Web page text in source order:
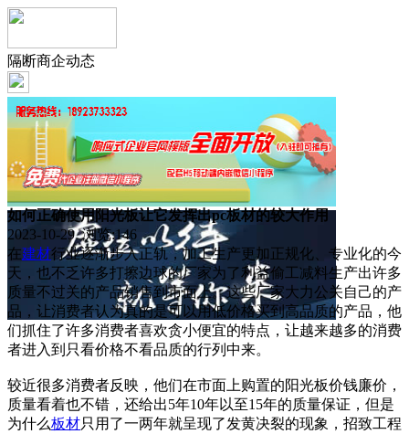
隔断商企动态
如何正确使用阳光板让它发挥出pc板材的较大作用
2023-10-29 浏览:146
在建材行业逐渐步入正轨，加工生产更加正规化、专业化的今
天，也不乏许多打擦边球的厂家为了利益偷工减料生产出许多
质量不过关的产品销售到市面上。这些厂家大力公关自己的产
品，让消费者认为真的是可以用低价格买到高品质的产品，他
们抓住了许多消费者喜欢贪小便宜的特点，让越来越多的消费
者进入到只看价格不看品质的行列中来。
较近很多消费者反映，他们在市面上购置的阳光板价钱廉价，
质量看着也不错，还给出5年10年以至15年的质量保证，但是
为什么板材只用了一两年就呈现了发黄决裂的现象，招致工程